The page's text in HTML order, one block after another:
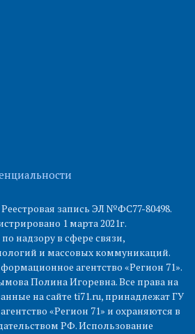
Реестровая запись ЭЛ №ФС77-80498.
1 марта 2021г.
надзору в сфере связи,
и массовых коммуникаций.
агентство «Регион 71».
Полина Игоревна. Все права на
на сайте ti71.ru, принадлежат ГУ
«Регион 71» и охраняются в
РФ. Использование